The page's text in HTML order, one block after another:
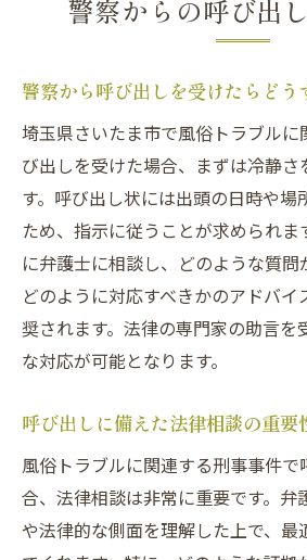
警察からの呼び出
警察から呼び出しを受けたらどう
埼玉県さいたま市で風俗トラブル
び出しを受けた場合、まずは冷静
す。呼び出し状には出頭の日時や場
ため、指示に従うことが求められま
に弁護士に相談し、どのような質問
どのように対応すべきかのアドバ
奨されます。法律の専門家の助言を
な対応が可能となります。
呼び出しに備えた法律相談の重要
風俗トラブルに関連する刑事事件
合、法律相談は非常に重要です。弁
や法律的な側面を理解した上で、最